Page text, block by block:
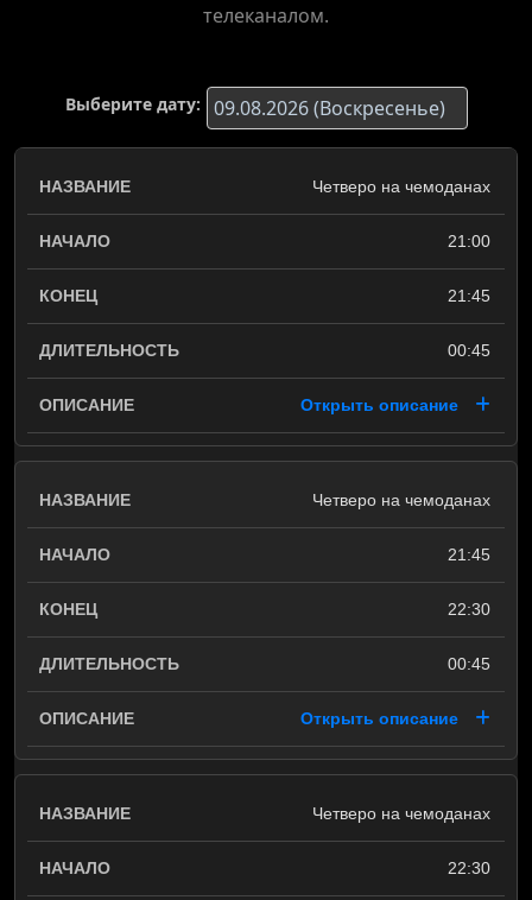
телеканалом.
Выберите дату:
Четверо на чемоданах
21:00
21:45
00:45
Открыть описание
Четверо на чемоданах
21:45
22:30
00:45
Открыть описание
Четверо на чемоданах
22:30